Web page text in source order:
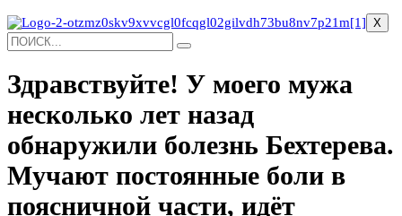
X
Здравствуйте! У моего мужа
несколько лет назад
обнаружили болезнь Бехтерева.
Мучают постоянные боли в
поясничной части, идёт